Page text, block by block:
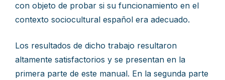
con objeto de probar si su funcionamiento en el
contexto sociocultural español era adecuado.
Los resultados de dicho trabajo resultaron
altamente satisfactorios y se presentan en la
primera parte de este manual. En la segunda parte